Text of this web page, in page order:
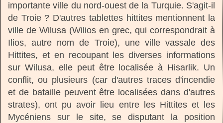
importante ville du nord-ouest de la Turquie. S'agit-il
de Troie ? D'autres tablettes hittites mentionnent la
ville de Wilusa (Wilios en grec, qui correspondrait à
Ilios, autre nom de Troie), une ville vassale des
Hittites, et en recoupant les diverses informations
sur Wilusa, elle peut être localisée à Hisarlik. Un
conflit, ou plusieurs (car d'autres traces d'incendie
et de bataille peuvent être localisées dans d'autres
strates), ont pu avoir lieu entre les Hittites et les
Mycéniens sur le site, se disputant la position